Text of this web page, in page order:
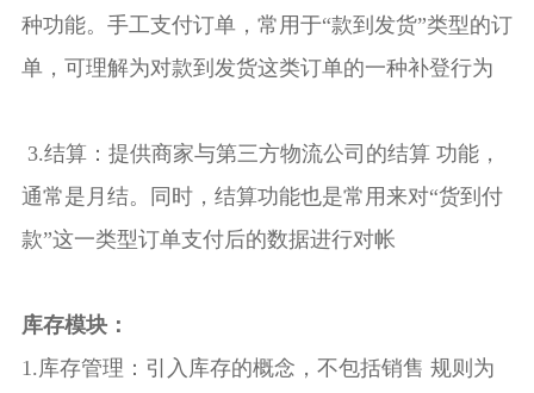
种功能。手工支付订单，常用于“款到发货”类型的订
单，可理解为对款到发货这类订单的一种补登行为
3.结算：提供商家与第三方物流公司的结算 功能，
通常是月结。同时，结算功能也是常用来对“货到付
款”这一类型订单支付后的数据进行对帐
库存模块：
1.库存管理：引入库存的概念，不包括销售 规则为